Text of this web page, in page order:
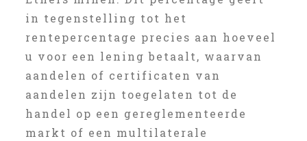
in tegenstelling tot het
rentepercentage precies aan hoeveel
u voor een lening betaalt, waarvan
aandelen of certificaten van
aandelen zijn toegelaten tot de
handel op een gereglementeerde
markt of een multilaterale